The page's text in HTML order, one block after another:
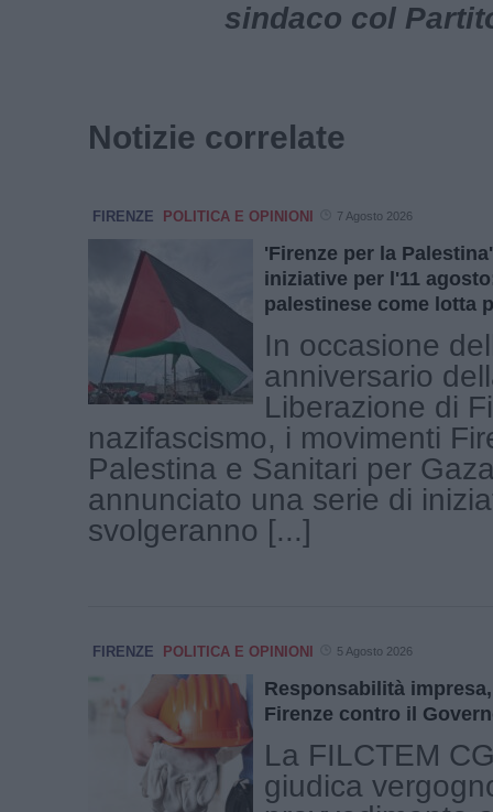
sindaco col
Notizie correlate
FIRENZE POLITICA E OPINIONI 7 Agosto 2026
'Firenze per la
iniziative per l'11
palestinese come lotta
In occasione
anniversario
Liberazione di
nazifascismo, i movimenti
Palestina e Sanitari per
annunciato una serie di
svolgeranno [...]
FIRENZE POLITICA E OPINIONI 5 Agosto 2026
Responsabilità
Firenze contro il
La FILCTEM
giudica